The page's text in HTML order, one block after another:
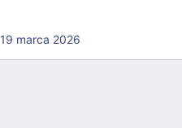
19 marca 2026